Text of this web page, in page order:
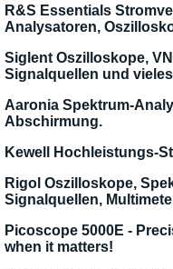
R&S Essentials
Analysatoren,
Siglent Oszilloskope,
Signalquellen und
Aaronia Spektrum-
Abschirmung.
Kewell Hochleistungs-
Rigol Oszilloskope,
Signalquellen,
Picoscope 5000E -
when it matters!